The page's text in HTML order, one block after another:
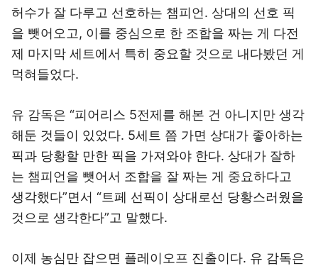
허수가 잘 다루고 선호하는 챔피언. 상대의 선호 픽
을 뺏어오고, 이를 중심으로 한 조합을 짜는 게 다전
제 마지막 세트에서 특히 중요할 것으로 내다봤던 게
먹혀들었다.
유 감독은 “피어리스 5전제를 해본 건 아니지만 생각
해둔 것들이 있었다. 5세트 쯤 가면 상대가 좋아하는
픽과 당황할 만한 픽을 가져와야 한다. 상대가 잘하
는 챔피언을 뺏어서 조합을 잘 짜는 게 중요하다고
생각했다”면서 “트페 선픽이 상대로선 당황스러웠을
것으로 생각한다”고 말했다.
이제 농심만 잡으면 플레이오프 진출이다. 유 감독은